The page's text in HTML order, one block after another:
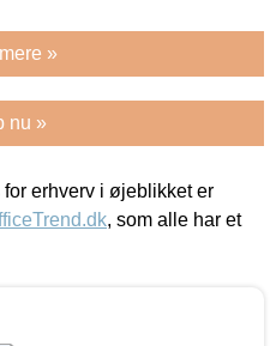
»
nu »
erhverv i øjeblikket er
, som alle har et